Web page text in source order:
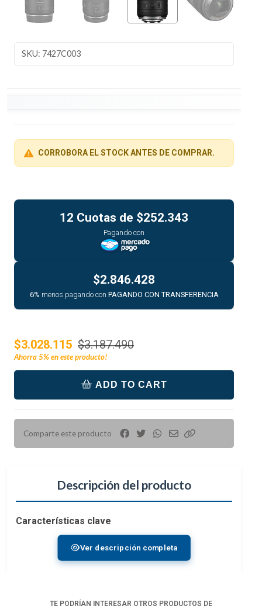
SKU: 7427C003
CORROBORA EL STOCK ANTES DE COMPRAR.
12 Cuotas de $252.343
Pagando con
$2.846.428
6% menos pagando con PAGANDO CON TRANSFERENCIA
$3.028.115 $3.187.490
Ahorra5%en este producto!
ADD TO CART
Comparte este producto
Descripción del producto
Características clave
Fotograma completo | f/1.4 a f/16
Lente híbrida ultra gran angular para fotos y
vídeos
Ver descripción completa
TE PODRÍAN INTERESAR OTROS PRODUCTOS DE